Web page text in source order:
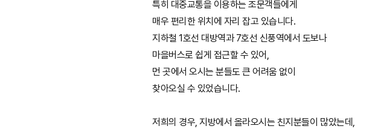
특히 대중교통을 이용하는 조문객들에게
매우 편리한 위치에 자리 잡고 있습니다.
지하철 1호선 대방역과 7호선 신풍역에서 도보나
마을버스로 쉽게 접근할 수 있어,
먼 곳에서 오시는 분들도 큰 어려움 없이
찾아오실 수 있었습니다.
저희의 경우, 지방에서 올라오시는 친지분들이 많았는데,